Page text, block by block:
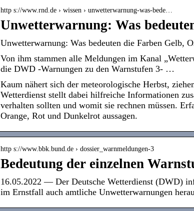
http s://www.rnd.de › wissen › unwetterwarnung-was-bede…
Unwetterwarnung: Was
Unwetterwarnung: Was bedeuten die Farben Gelb,
Von ihm stammen alle Meldungen im Kanal
die DWD -Warnungen zu den Warnstufen 3- …
Kaum nähert sich der meteorologische Herbst,
Wetterdienst stellt dabei hilfreiche Informationen
verhalten sollten und womit sie rechnen müssen.
Orange, Rot und Dunkelrot aussagen.
http s://www.bbk.bund.de › dossier_warnmeldungen-3
Bedeutung der einzelnen
16.05.2022 — Der Deutsche Wetterdienst (DWD)
im Ernstfall auch amtliche Unwetterwarnungen